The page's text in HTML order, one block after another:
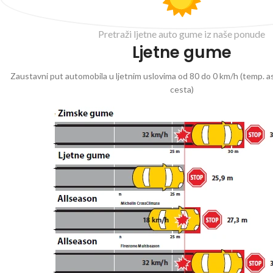
Pretraži ljetne auto gume iz naše ponude
Ljetne gume
Zaustavni put automobila u ljetnim uslovima od 80 do 0 km/h (temp.
cesta)